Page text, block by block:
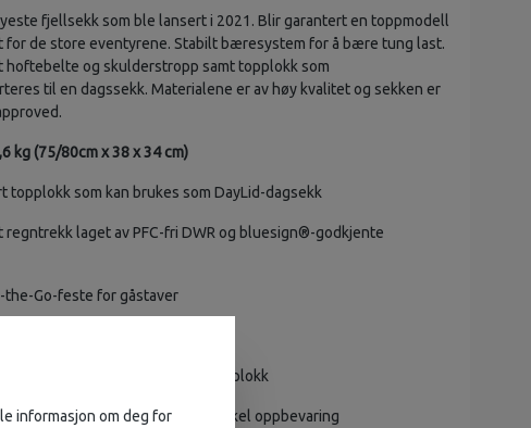
fjellsekk som ble lansert i 2021. Blir garantert en toppmodell
for de store eventyrene. Stabilt bæresystem for å bære tung last.
hoftebelte og skulderstropp samt topplokk som
til en dagssekk. Materialene er av høy kvalitet og sekken er
kg (75/80cm x 38 x 34 cm)
topplokk som kan brukes som DayLid-dagsekk
regntrekk laget av PFC-fri DWR og bluesign®-godkjente
the-Go-feste for gåstaver
FlapJacket-lokk for bruk uten topplokk
i frontpanelet for enkel oppbevaring
informasjon om deg for